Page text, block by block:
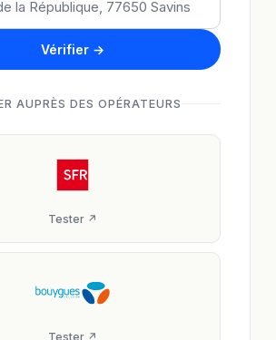
Vérifier →
AUPRÈS DES OPÉRATEURS
Tester ↗
Tester ↗